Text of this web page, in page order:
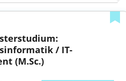
/ IT-
(M.Sc.)